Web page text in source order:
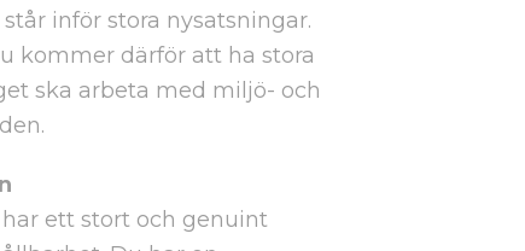
inför stora nysatsningar.
kommer därför att ha stora
ska arbeta med miljö- och
ett stort och genuint